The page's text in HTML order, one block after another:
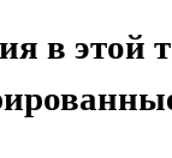
в этой